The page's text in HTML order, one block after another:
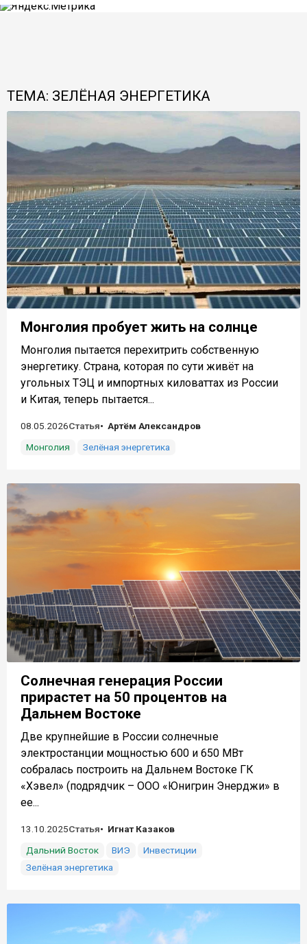
ТЕМА: ЗЕЛЁНАЯ ЭНЕРГЕТИКА
Монголия пробует жить на солнце
Монголия пытается перехитрить собственную
энергетику. Страна, которая по сути живёт на
угольных ТЭЦ и импортных киловаттах из России
и Китая, теперь пытается...
08.05.2026Статья
Артём Александров
Монголия
Зелёная энергетика
Солнечная генерация России
прирастет на 50 процентов на
Дальнем Востоке
Две крупнейшие в России солнечные
электростанции мощностью 600 и 650 МВт
собралась построить на Дальнем Востоке ГК
«Хэвел» (подрядчик – ООО «Юнигрин Энерджи» в
ее...
13.10.2025Статья
Игнат Казаков
Дальний Восток
ВИЭ
Инвестиции
Зелёная энергетика